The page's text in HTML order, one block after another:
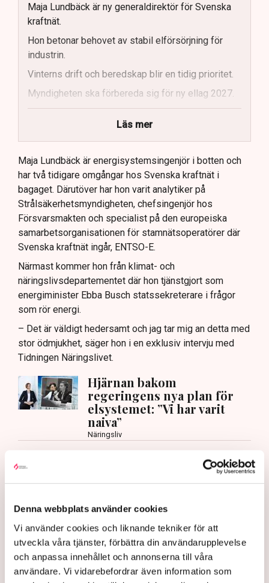
Denna webbplats använder cookies
Vi använder cookies och liknande tekniker för att
utveckla våra tjänster, förbättra din användarupplevelse
och anpassa innehållet och annonserna till våra
användare. Vi vidarebefordrar även information som
Maja Lundbäck är ny generaldirektör för Svenska
kraftnät.
Hon betonar behovet av stabil elförsörjning för
industrin.
Vinterns drift och beredskap blir en tidig prioritet.
Myndigheten ska förbereda sig för ny ellag 2027.
Maja Lundbäck vill se en mer proaktiv
Läs mer
Maja Lundbäck är energisystemsingenjör i botten och
har två tidigare omgångar hos Svenska kraftnät i
bagaget. Därutöver har hon varit analytiker på
Strålsäkerhetsmyndigheten, chefsingenjör hos
Försvarsmakten och specialist på den europeiska
samarbetsorganisationen för stamnätsoperatörer där
Svenska kraftnät ingår, ENTSO-E.
Närmast kommer hon från klimat- och
näringslivsdepartementet där hon tjänstgjort som
energiminister Ebba Busch statssekreterare i frågor
som rör energi.
– Det är väldigt hedersamt och jag tar mig an detta med
stor ödmjukhet, säger hon i en exklusiv intervju med
Tidningen Näringslivet.
Hjärnan bakom
regeringens nya plan för
elsystemet: ”Vi har varit
naiva”
Näringsliv
Vad kan Svenska kraftnät göra för att skapa
expandera och möta industrins behov av el. Jag ser det
som en grundläggande förutsättning för vår
konkurrenskraft och då är det viktigt att säkerställa
leveranssäkerhet och att kunna visa företagen att
Sverige är ett land där vi har rådighet över vår
energiförsörjning och att vi kommer att stå stadiga